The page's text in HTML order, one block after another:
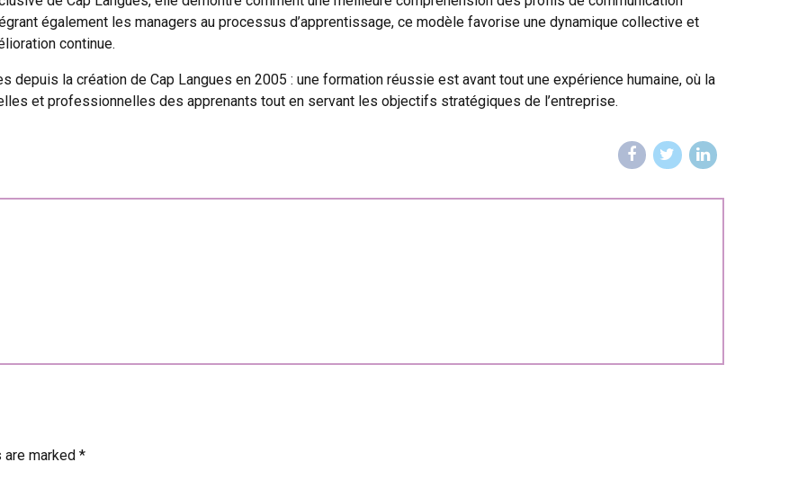
également les managers au processus d’apprentissage, ce modèle favorise une dynamique collective et
continue.
la création de Cap Langues en 2005 : une formation réussie est avant tout une expérience humaine, où la
et professionnelles des apprenants tout en servant les objectifs stratégiques de l’entreprise.
marked *